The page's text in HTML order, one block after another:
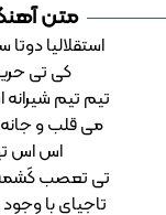
متن
استقلالیا دوتا
کی تی
تیم تیم شیرانه
می قلب و جانه
اس اس
تی تعصب کَشمه
تاجیای با